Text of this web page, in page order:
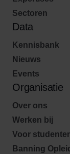
Sectoren
Data
Kennisbank
Nieuws
Events
Organisatie
Over ons
Werken bij
Voor
Banning